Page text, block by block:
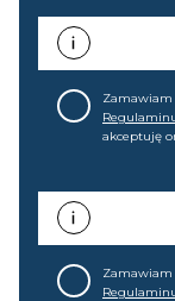
Zamawiam
akceptuję
każdej
Zamawiam